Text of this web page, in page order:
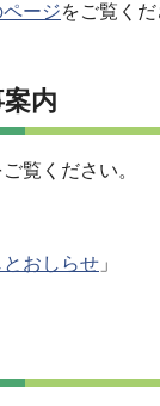
ページをご覧くだ
内
覧ください。
とおしらせ 」